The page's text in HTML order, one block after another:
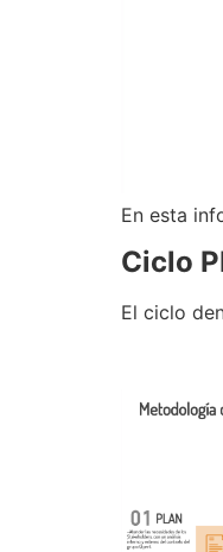
En esta
Ciclo
El ciclo